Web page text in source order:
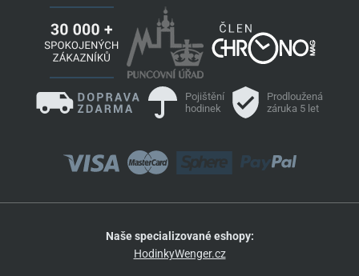
Pojištění
hodinek
Prodloužená
záruka 5 let
Naše specializované eshopy:
HodinkyWenger.cz